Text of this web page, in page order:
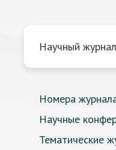
Научный
Номера
Научные
Тематические